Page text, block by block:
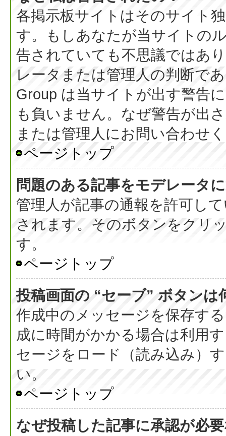
各掲示板サイトはそのサイト
す。もしあなたが当サイトの
告されていても不思議ではあ
レータまたは管理人の判断で
Group は当サイトが出す警告
も負いません。なぜ警告が出
または管理人にお問い合わせ
ページトップ
問題のある記事をモデレータ
管理人が記事の通報を許可し
されます。そのボタンをクリ
す。
ページトップ
投稿画面の “セーブ” ボタンは
作成中のメッセージを保存す
成に時間がかかる場合は利用
セージをロード（読み込み）
い。
ページトップ
なぜ投稿した記事に承認が必